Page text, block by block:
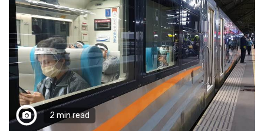
2 min read